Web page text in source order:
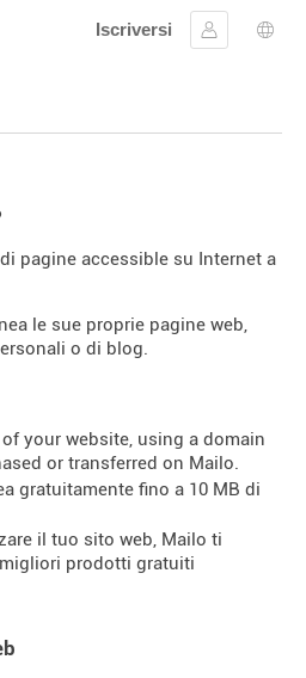
Iscriversi
Collegarsi
pagine accessible su Internet a
le sue proprie pagine web,
o di blog.
your website, using a domain
or transferred on Mailo.
gratuitamente fino a 10 MB di
il tuo sito web, Mailo ti
prodotti gratuiti